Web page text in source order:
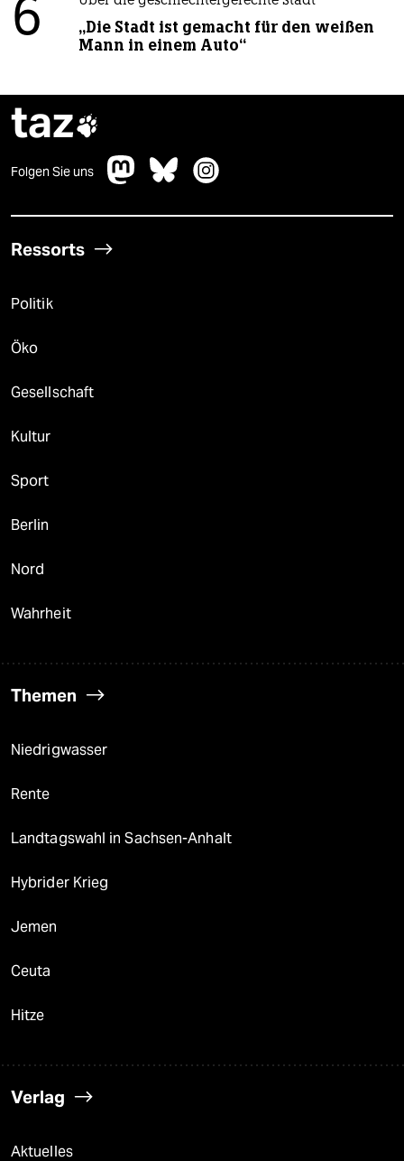
6
„Die Stadt ist gemacht für den weißen
Mann in einem Auto“
taz
Folgen Sie uns
Ressorts
Politik
Öko
Gesellschaft
Kultur
Sport
Berlin
Nord
Wahrheit
Themen
Niedrigwasser
Rente
Landtagswahl in Sachsen-Anhalt
Hybrider Krieg
Jemen
Ceuta
Hitze
Verlag
Aktuelles